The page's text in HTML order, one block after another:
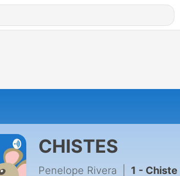
CHISTES
Penelope Rivera 1 - Chiste